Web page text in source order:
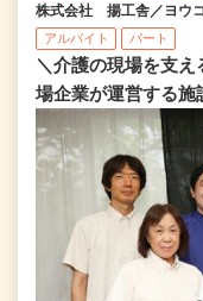
株式会社 揚工舎／ヨウ
アルバイト パート
＼介護の現場を支
場企業が運営する施